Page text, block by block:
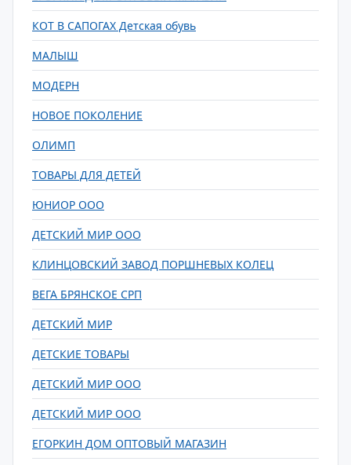
КОТ В САПОГАХ Детская обувь
МАЛЫШ
МОДЕРН
НОВОЕ ПОКОЛЕНИЕ
ОЛИМП
ТОВАРЫ ДЛЯ ДЕТЕЙ
ЮНИОР ООО
ДЕТСКИЙ МИР ООО
КЛИНЦОВСКИЙ ЗАВОД ПОРШНЕВЫХ КОЛЕЦ
ВЕГА БРЯНСКОЕ СРП
ДЕТСКИЙ МИР
ДЕТСКИЕ ТОВАРЫ
ДЕТСКИЙ МИР ООО
ДЕТСКИЙ МИР ООО
ЕГОРКИН ДОМ ОПТОВЫЙ МАГАЗИН